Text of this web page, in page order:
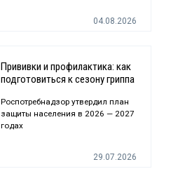
04.08.2026
Прививки и профилактика: как
подготовиться к сезону гриппа
Роспотребнадзор утвердил план
защиты населения в 2026 — 2027
годах
29.07.2026